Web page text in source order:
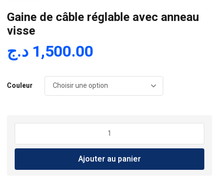
Gaine de câble réglable avec anneau
visse
1,500.00 د.ج
Couleur
quantité
Gaine
câble
Ajouter au panier